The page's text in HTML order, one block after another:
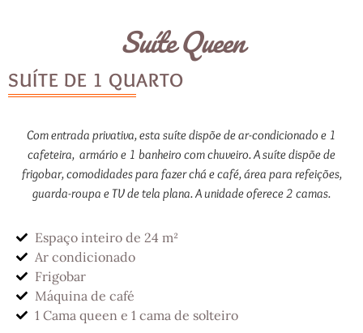
Suíte Queen
SUÍTE DE 1 QUARTO
Com entrada privativa, esta suíte dispõe de ar-condicionado e 1
cafeteira, armário e 1 banheiro com chuveiro. A suíte dispõe de
frigobar, comodidades para fazer chá e café, área para refeições,
guarda-roupa e TV de tela plana. A unidade oferece 2 camas.
Espaço inteiro de 24 m²
Ar condicionado
Frigobar
Máquina de café
1 Cama queen e 1 cama de solteiro